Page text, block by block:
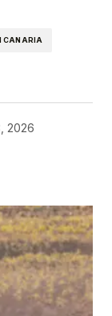
CANARIA
2026